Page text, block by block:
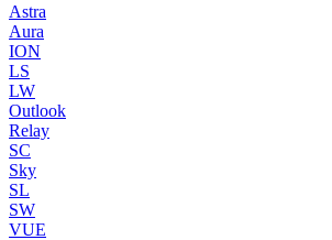
Astra
Aura
ION
LS
LW
Outlook
Relay
SC
Sky
SL
SW
VUE